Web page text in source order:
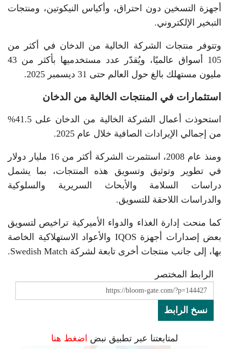
أجهزة التسخين دون احتراق، وأكياس النيكوتين، ومنتجات
التبخير الإلكتروني.
وتتوفر منتجات الشركة الخالية من الدخان في أكثر من
105 أسواق عالميًا، ويُقدّر عدد مستخدميها بأكثر من 43
مليون مستهلك بالغ حول العالم حتى 31 ديسمبر 2025.
استثمارات في المنتجات الخالية من الدخان
استحوذت أعمال الشركة الخالية من الدخان على 41.5%
من إجمالي الإيرادات الصافية خلال عام 2025.
ومنذ عام 2008، استثمرت الشركة أكثر من 16 مليار دولار
في تطوير وتوثيق وتسويق هذه المنتجات، بما يشمل
دراسات السلامة والأبحاث السريرية والسلوكية
والدراسات اللاحقة للتسويق.
كما منحت إدارة الغذاء والدواء الأميركية تراخيص لتسويق
بعض إصدارات أجهزة IQOS والأعواد الاستهلاكية الخاصة
بها، إلى جانب منتجات أخرى تابعة لشركة Swedish Match.
الرابط المختصر
نسخ الرابط
لمتابعتنا عبر تطبيق نبض اضغط هنا